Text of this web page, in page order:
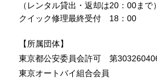
（レンタル貸出・返却は20：00まで）
クイック修理最終受付 18：00
【所属団体】
東京都公安委員会許可 第
東京オートバイ組合会員